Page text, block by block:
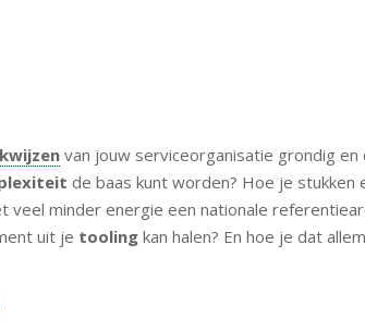
van jouw serviceorganisatie grondig en
de baas kunt worden? Hoe je stukken
veel minder energie een nationale
uit je tooling kan halen? En hoe je dat